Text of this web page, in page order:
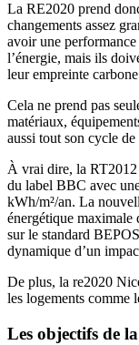
La RE2020 prend
changements assez
avoir une
l’énergie, mais ils
leur empreinte
Cela ne prend pas
matériaux,
aussi tout son cycle de
À vrai dire, la RT2012
du label BBC avec
kWh/m²/an. La
énergétique maximale
sur le standard
dynamique d’un
De plus, la re2020
les logements comme
Les objectifs de